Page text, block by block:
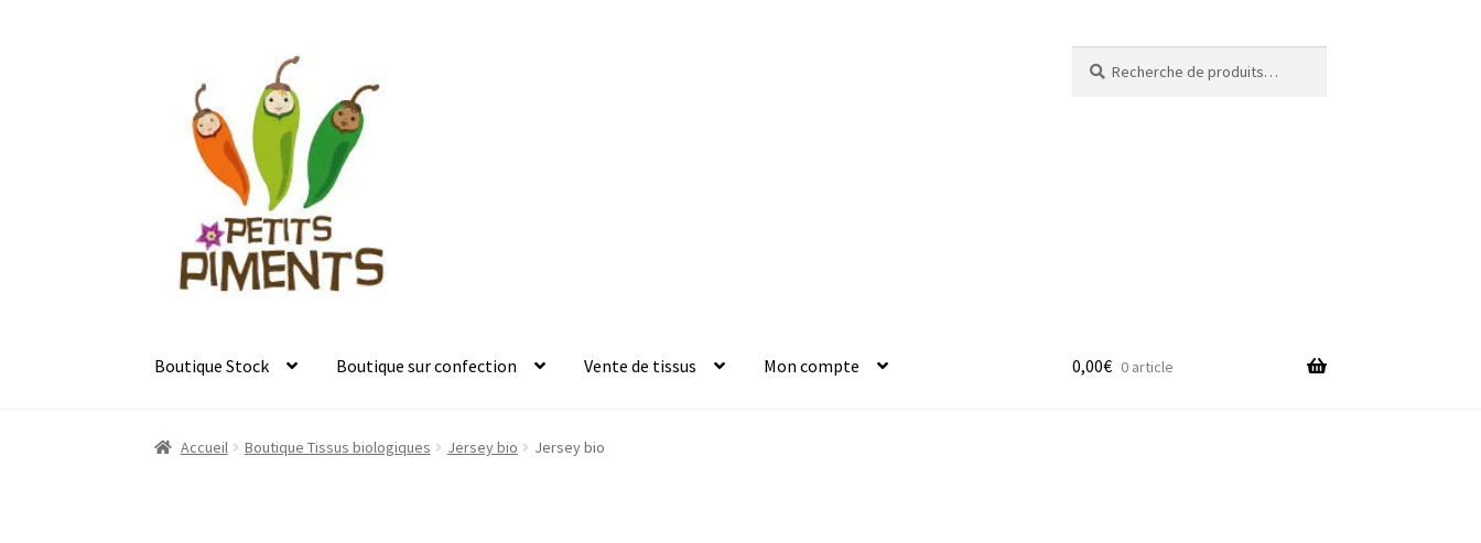
navigation
contenu
pour :
Boutique Stock Boutique sur confection Vente de tissus Mon compte 0,00€ 0 article
Accueil Boutique Tissus biologiques Jersey bio Jersey bio